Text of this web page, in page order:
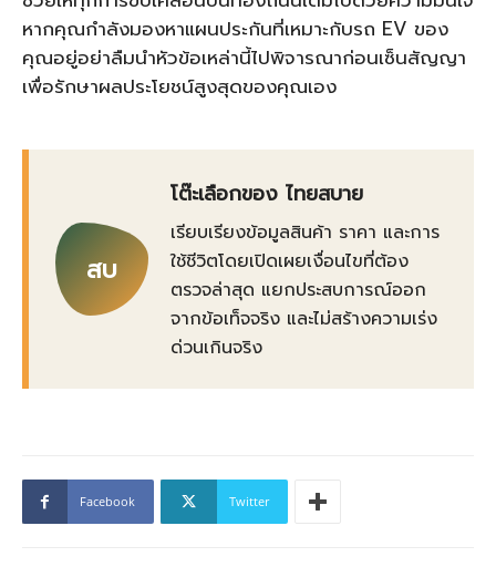
หากคุณกำลังมองหาแผนประกันที่เหมาะกับรถ EV ของ
คุณอยู่อย่าลืมนำหัวข้อเหล่านี้ไปพิจารณาก่อนเซ็นสัญญา
เพื่อรักษาผลประโยชน์สูงสุดของคุณเอง
สบ
โต๊ะเลือกของ ไทยสบาย
เรียบเรียงข้อมูลสินค้า ราคา และการ
ใช้ชีวิตโดยเปิดเผยเงื่อนไขที่ต้อง
ตรวจล่าสุด แยกประสบการณ์ออก
จากข้อเท็จจริง และไม่สร้างความเร่ง
ด่วนเกินจริง
Facebook Twitter